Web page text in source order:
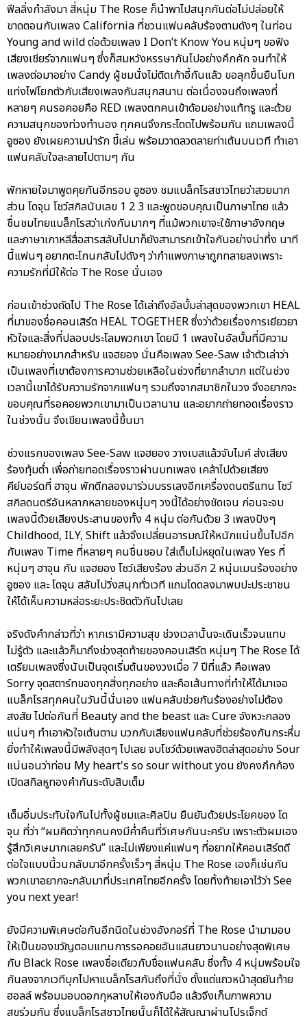
ฟีลลิ่งกำลังมา สี่หนุ่ม The Rose ก็นำพาไปสนุกกันต่อไม่ปล่อยให้
ขาดตอนกับเพลง California ที่ชวนแฟนคลับร้องตามดังๆ ในท่อน
Young and wild ต่อด้วยเพลง I Don’t Know You หนุ่มๆ ขอฟัง
เสียงเชียร์จากแฟนๆ ซึ่งก็สมหวังหรรษากันไปอย่างคึกคัก จนทำให้
เพลงต่อมาอย่าง Candy ผู้ชมนั่งไม่ติดเก้าอี้กันแล้ว ขอลุกขึ้นยืนโบก
แท่งไฟโยกตัวกับเสียงเพลงกันสนุกสนาน ต่อเนื่องจนถึงเพลงที่
หลายๆ คนรอคอยคือ RED เพลงตกคนเข้าด้อมอย่างแท้ทรู และด้วย
ความสนุกของท่วงทำนอง ทุกคนจึงกระโดดไปพร้อมกัน แถมเพลงนี้
อูซอง ยังเผยความน่ารัก ขี้เล่น พร้อมวาดลวดลายท่าเต้นบนเวที ทำเอา
แฟนคลับใจละลายไปตามๆ กัน
พักหายใจมาพูดคุยกันอีกรอบ อูซอง ชมแบล็กโรสชาวไทยว่าสวยมาก
ส่วน โดจุน โชว์สกิลนับเลข 1 2 3 และพูดขอบคุณเป็นภาษาไทย แล้ว
ชื่นชมไทยแบล็กโรสว่าเก่งกันมากๆ ที่แม้พวกเขาจะใช้ภาษาอังกฤษ
และภาษาเกาหลีสื่อสารสลับไปมาก็ยังสามารถเข้าใจกันอย่างน่าทึ่ง นาที
นี้แฟนๆ อยากตะโกนกลับไปดังๆ ว่ากำแพงภาษาถูกทลายลงเพราะ
ความรักที่มีให้ต่อ The Rose นั่นเอง
ก่อนเข้าช่วงถัดไป The Rose ได้เล่าถึงอัลบั้มล่าสุดของพวกเขา HEAL
ที่มาของชื่อคอนเสิร์ต HEAL TOGETHER ซึ่งว่าด้วยเรื่องการเยียวยา
หัวใจและสิ่งที่ปลอบประโลมพวกเขา โดยมี 1 เพลงในอัลบั้มที่มีความ
หมายอย่างมากสำหรับ แจฮยอง นั่นคือเพลง See-Saw เจ้าตัวเล่าว่า
เป็นเพลงที่เขาต้องการความช่วยเหลือในช่วงที่ยากลำบาก แต่ในช่วง
เวลานี้เขาได้รับความรักจากแฟนๆ รวมถึงจากสมาชิกในวง จึงอยากจะ
ขอบคุณที่รอคอยพวกเขามาเป็นเวลานาน และอยากถ่ายทอดเรื่องราว
ในช่วงนั้น จึงเขียนเพลงนี้ขึ้นมา
ช่วงแรกของเพลง See-Saw แจฮยอง วางเบสแล้วจับไมค์ ส่งเสียง
ร้องทุ้มต่ำ เพื่อถ่ายทอดเรื่องราวผ่านบทเพลง เคล้าไปด้วยเสียง
คีย์บอร์ดที่ ฮาจุน พักตีกลองมาร่วมบรรเลงอีกเครื่องดนตรีแทน โชว์
สกิลดนตรีอันหลากหลายของหนุ่มๆ วงนี้ได้อย่างชัดเจน ก่อนจะจบ
เพลงนี้ด้วยเสียงประสานของทั้ง 4 หนุ่ม ต่อกันด้วย 3 เพลงปังๆ
Childhood, ILY, Shift แล้วจึงเปลี่ยนอารมณ์ให้หนักแน่นขึ้นไปอีก
กับเพลง Time ที่หลายๆ คนชื่นชอบ ใส่เต็มไม่หยุดในเพลง Yes ที่
หนุ่มๆ ฮาจุน กับ แจฮยอง โชว์เสียงร้อง ส่วนอีก 2 หนุ่มเมนร้องอย่าง
อูซอง และ โดจุน สลับไปวิ่งสนุกทั่วเวที แถมโดดลงมาพบปะประชาชน
ให้ได้เห็นความหล่อระยะประชิดตัวกันไปเลย
จริงดังคำกล่าวที่ว่า หากเรามีความสุข ช่วงเวลานั้นจะเดินเร็วจนแทบ
ไม่รู้ตัว และแล้วก็มาถึงช่วงสุดท้ายของคอนเสิร์ต หนุ่มๆ The Rose ได้
เตรียมเพลงซึ่งนับเป็นจุดเริ่มต้นของวงเมื่อ 7 ปีที่แล้ว คือเพลง
Sorry จุดสตาร์ทของทุกสิ่งทุกอย่าง และคือเส้นทางที่ทำให้ได้มาเจอ
แบล็กโรสทุกคนในวันนี้นั่นเอง แฟนคลับช่วยกันร้องอย่างไม่ต้อง
สงสัย ไปต่อกันที่ Beauty and the beast และ Cure จังหวะกลอง
แน่นๆ ทำเอาหัวใจเต้นตาม บวกกับเสียงแฟนคลับที่ช่วยร้องกันกระหึ่ม
ยิ่งทำให้เพลงนี้มีพลังสุดๆ ไปเลย จบโชว์ด้วยเพลงฮิตล่าสุดอย่าง Sour
แน่นอนว่าท่อน My heart's so sour without you ยังคงกึกก้อง
เปิดสกิลหูทองคำกันระดับสิบเต็ม
เต็มอิ่มประทับใจกันไปทั้งผู้ชมและศิลปิน ยืนยันด้วยประโยคของ โด
จุน ที่ว่า “ผมคิดว่าทุกคนคงมีค่ำคืนที่วิเศษกันนะครับ เพราะตัวผมเอง
รู้สึกวิเศษมากเลยครับ” และไม่เพียงแค่แฟนๆ ที่อยากให้คอนเสิร์ตดี
ต่อใจแบบนี้วนกลับมาอีกครั้งเร็วๆ สี่หนุ่ม The Rose เองก็เช่นกัน
พวกเขาอยากจะกลับมาที่ประเทศไทยอีกครั้ง โดยทิ้งท้ายเอาไว้ว่า See
you next year!
ยังมีความพิเศษต่อกันอีกนิดในช่วงอังกอร์ที่ The Rose นำมามอบ
ให้เป็นของขวัญตอบแทนการรอคอยอันแสนยาวนานอย่างสุดพิเศษ
กับ Black Rose เพลงชื่อเดียวกับชื่อแฟนคลับ ซึ่งทั้ง 4 หนุ่มพร้อมใจ
กันลงจากเวทีบุกไปหาแบล็กโรสกันถึงที่นั่ง ตั้งแต่แถวหน้าสุดยันท้าย
ฮอลล์ พร้อมมอบดอกกุหลาบให้เองกับมือ แล้วจึงเก็บภาพความ
สุขร่วมกัน ซึ่งแบล็กโรสชาวไทยนั้นก็ได้ให้สัญญาผ่านโปรเจ็กต์